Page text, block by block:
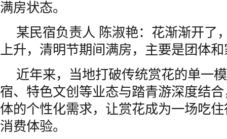
满房状态。
某民宿负责人 陈淑艳：花渐渐开了
上升，清明节期间满房，主要是团体
近年来，当地打破传统赏花的单一
宿、特色文创等业态与踏青游深度结
体的个性化需求，让赏花成为一场吃
消费体验。